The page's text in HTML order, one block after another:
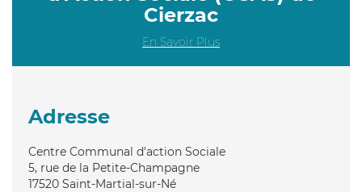
Cierzac
En Savoir Plus
Adresse
Centre Communal d'action Sociale
5, rue de la Petite-Champagne
17520 Saint-Martial-sur-Né